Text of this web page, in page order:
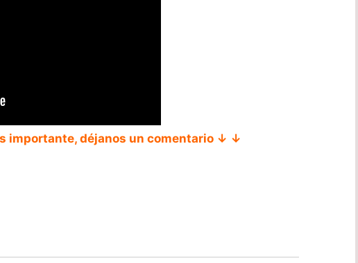
importante, déjanos un comentario ↓ ↓